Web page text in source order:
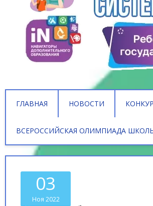
ГЛАВНАЯ НОВОСТИ
ВСЕРОССИЙСКАЯ ОЛИМПИАДА
03
Ноя 2022